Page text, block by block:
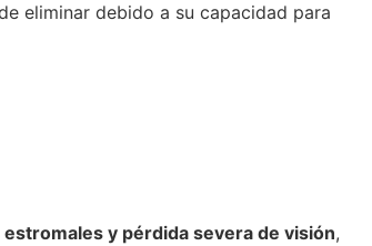
eliminar debido a su capacidad para
y pérdida severa de visión,